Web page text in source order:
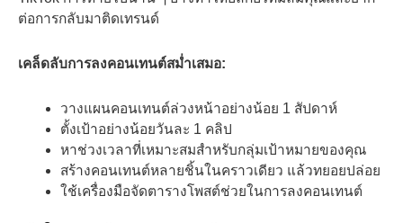
ต่อการกลับมาติดเทรนด์
เคล็ดลับการลงคอนเทนต์สม่ำเสมอ:
วางแผนคอนเทนต์ล่วงหน้าอย่างน้อย 1 สัปดาห์
ตั้งเป้าอย่างน้อยวันละ 1 คลิป
หาช่วงเวลาที่เหมาะสมสำหรับกลุ่มเป้าหมายของคุณ
สร้างคอนเทนต์หลายชิ้นในคราวเดียว แล้วทยอยปล่อย
ใช้เครื่องมือจัดตารางโพสต์ช่วยในการลงคอนเทนต์